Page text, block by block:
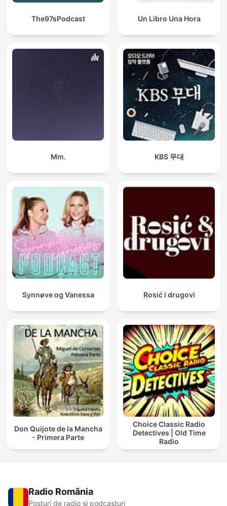
The97sPodcast Un Libro Una Hora
Mm. KBS 무대
Synnøve og Vanessa Rosić i drugovi
Don Quijote de la Mancha
- Primera Parte
Choice Classic Radio
Detectives | Old Time
Radio
Radio România
Posturi de radio și podcasturi